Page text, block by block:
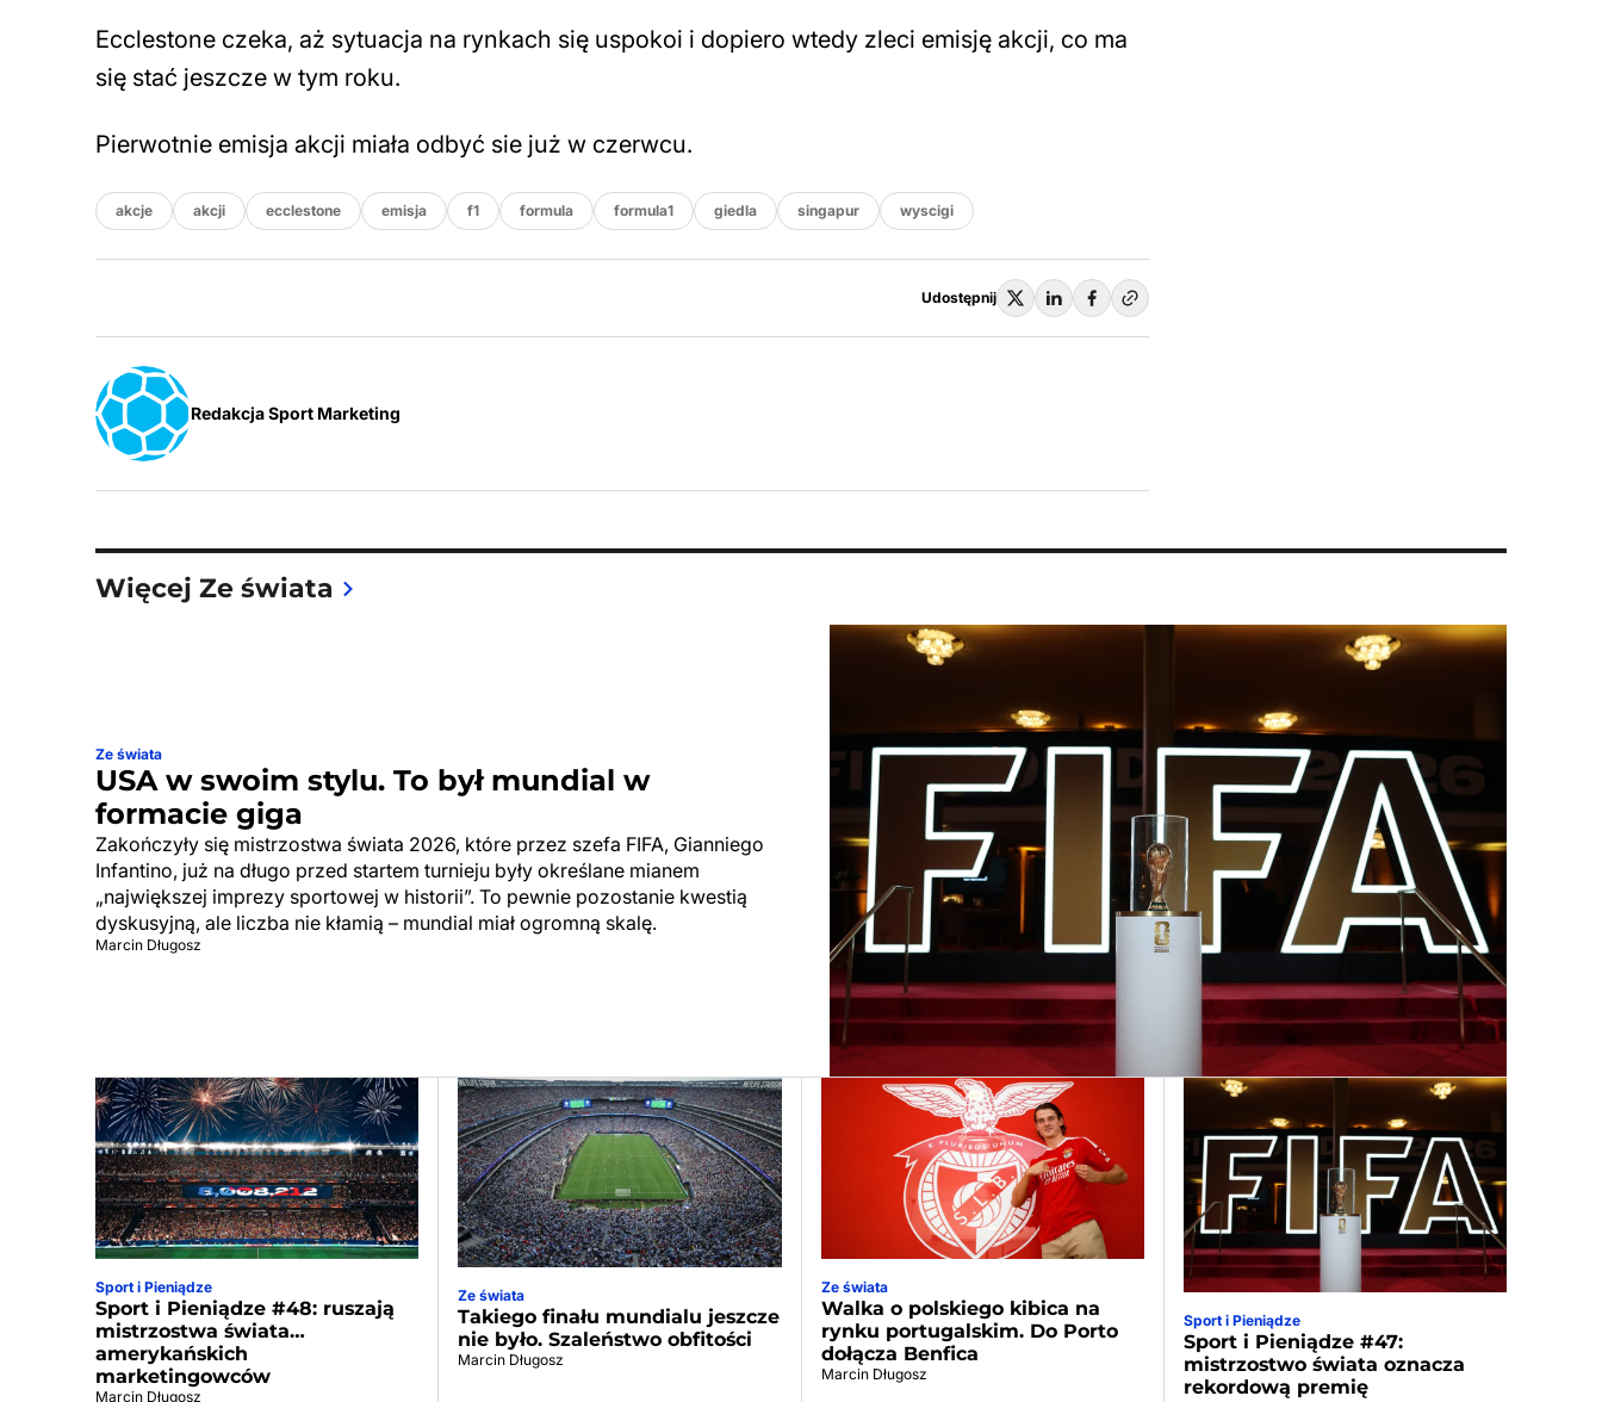
Ecclestone czeka, aż sytuacja na rynkach się uspokoi i dopiero wtedy zleci emisję akcji, co ma
się stać jeszcze w tym roku.
Pierwotnie emisja akcji miała odbyć sie już w czerwcu.
akcje akcji ecclestone emisja f1 formula formula1 giedla singapur wyscigi
Udostępnij
Redakcja Sport Marketing
Więcej Ze świata
Ze świata
USA w swoim stylu. To był mundial w
formacie giga
Zakończyły się mistrzostwa świata 2026, które przez szefa FIFA, Gianniego
Infantino, już na długo przed startem turnieju były określane mianem
„największej imprezy sportowej w historii”. To pewnie pozostanie kwestią
dyskusyjną, ale liczba nie kłamią – mundial miał ogromną skalę.
Marcin Długosz
Sport i Pieniądze
Sport i Pieniądze #48: ruszają
mistrzostwa świata…
amerykańskich
marketingowców
Marcin Długosz
Ze świata
Takiego finału mundialu jeszcze
nie było. Szaleństwo obfitości
Marcin Długosz
Ze świata
Walka o polskiego kibica na
rynku portugalskim. Do Porto
dołącza Benfica
Marcin Długosz
Sport i Pieniądze
Sport i Pieniądze #47:
mistrzostwo świata oznacza
rekordową premię